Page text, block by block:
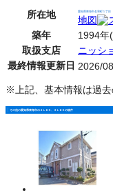
所在地 愛知県東海市名和町１丁目
地図
築年
1994年
取扱支店
ニッシ
最終情報更新日 2026/
※上記、基本情報は過去
その他の愛知県東海市の２ＬＤＫ、３ＬＤＫの物件